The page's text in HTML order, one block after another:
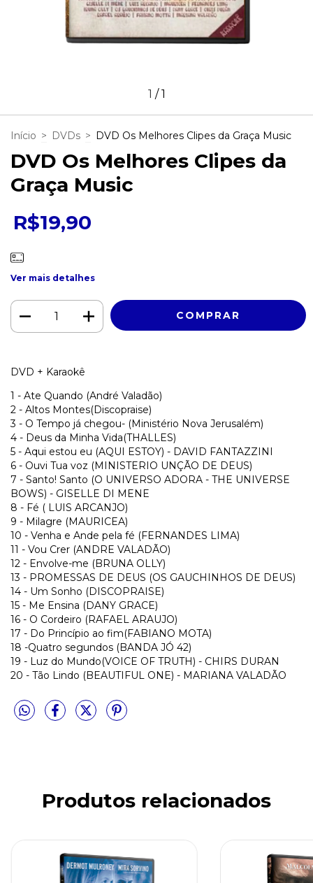
1 /1
Início > DVDs > DVD Os Melhores Clipes da Graça Music
DVD Os Melhores Clipes da
Graça Music
R$19,90
Ver mais detalhes
DVD + Karaokê
1 - Ate Quando (André Valadão)
2 - Altos Montes(Discopraise)
3 - O Tempo já chegou- (Ministério Nova Jerusalém)
4 - Deus da Minha Vida(THALLES)
5 - Aqui estou eu (AQUI ESTOY) - DAVID FANTAZZINI
6 - Ouvi Tua voz (MINISTERIO UNÇÃO DE DEUS)
7 - Santo! Santo (O UNIVERSO ADORA - THE UNIVERSE
BOWS) - GISELLE DI MENE
8 - Fé ( LUIS ARCANJO)
9 - Milagre (MAURICEA)
10 - Venha e Ande pela fé (FERNANDES LIMA)
11 - Vou Crer (ANDRE VALADÃO)
12 - Envolve-me (BRUNA OLLY)
13 - PROMESSAS DE DEUS (OS GAUCHINHOS DE DEUS)
14 - Um Sonho (DISCOPRAISE)
15 - Me Ensina (DANY GRACE)
16 - O Cordeiro (RAFAEL ARAUJO)
17 - Do Princípio ao fim(FABIANO MOTA)
18 -Quatro segundos (BANDA JÓ 42)
19 - Luz do Mundo(VOICE OF TRUTH) - CHIRS DURAN
20 - Tão Lindo (BEAUTIFUL ONE) - MARIANA VALADÃO
Produtos relacionados